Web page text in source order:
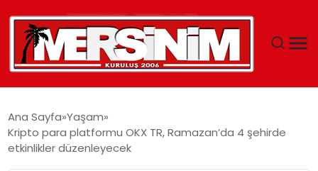
YAŞAM
Ana Sayfa Yaşam
Kripto para platformu OKX TR, Ramazan’da 4 şehirde
etkinlikler düzenleyecek